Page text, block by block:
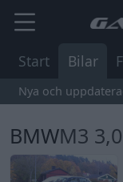
Start Bilar
Nya och
BMWM3 3,0